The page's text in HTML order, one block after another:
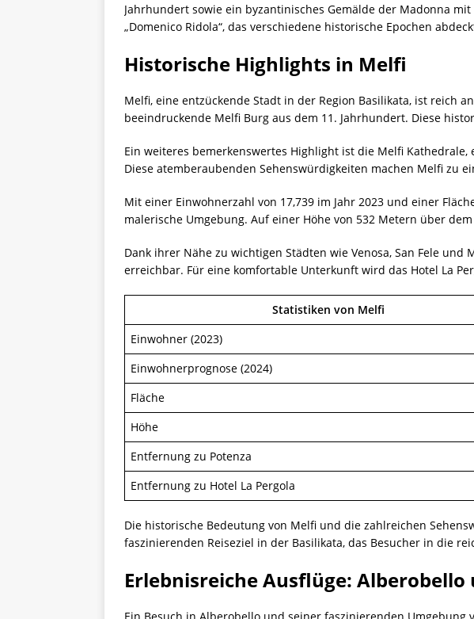
Jahrhundert sowie ein byzantinisches Gemälde der Madonna
„Domenico Ridola“, das verschiedene historische Epochen
Historische Highlights in Melfi
Melfi, eine entzückende Stadt in der Region Basilikata, ist reich
beeindruckende Melfi Burg aus dem 11. Jahrhundert. Diese
Ein weiteres bemerkenswertes Highlight ist die Melfi
Diese atemberaubenden Sehenswürdigkeiten machen Melfi zu
Mit einer Einwohnerzahl von 17,739 im Jahr 2023 und einer
malerische Umgebung. Auf einer Höhe von 532 Metern über
Dank ihrer Nähe zu wichtigen Städten wie Venosa, San Fele
erreichbar. Für eine komfortable Unterkunft wird das Hotel La
Statistiken von Melfi
Einwohner (2023)
Einwohnerprognose (2024)
Fläche
Höhe
Entfernung zu Potenza
Entfernung zu Hotel La Pergola
Die historische Bedeutung von Melfi und die zahlreichen
faszinierenden Reiseziel in der Basilikata, das Besucher in die
Erlebnisreiche Ausflüge: Alberobello